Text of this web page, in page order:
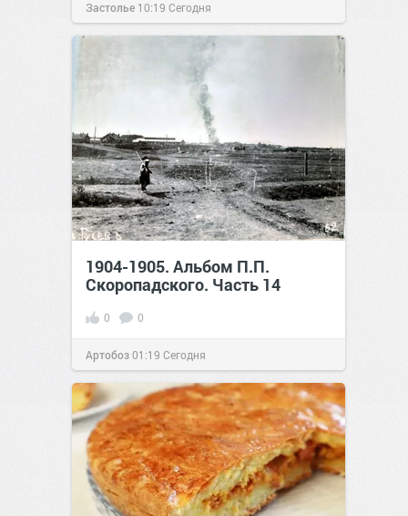
Застолье 10:19 Сегодня
1904-1905. Альбом П.П.
Скоропадского. Часть 14
0 0
Артобоз01:19 Сегодня